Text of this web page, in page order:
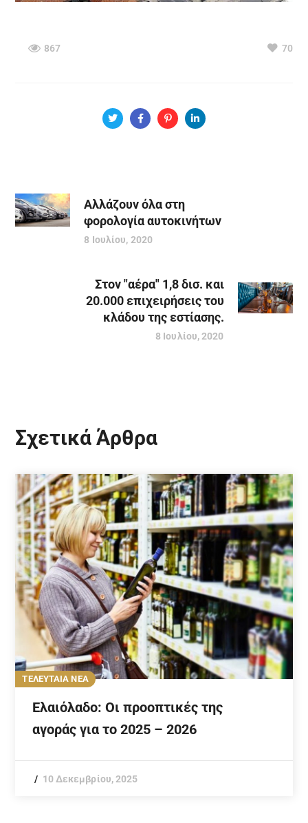
867 70
Αλλάζουν όλα στη
φορολογία αυτοκινήτων
8 Ιουλίου, 2020
Στον "αέρα" 1,8 δισ. και
20.000 επιχειρήσεις του
κλάδου της εστίασης.
8 Ιουλίου, 2020
Σχετικά Άρθρα
ΤΕΛΕΥΤΑΙΑ ΝΕΑ
Ελαιόλαδο: Οι προοπτικές της
αγοράς για το 2025 – 2026
10 Δεκεμβρίου, 2025